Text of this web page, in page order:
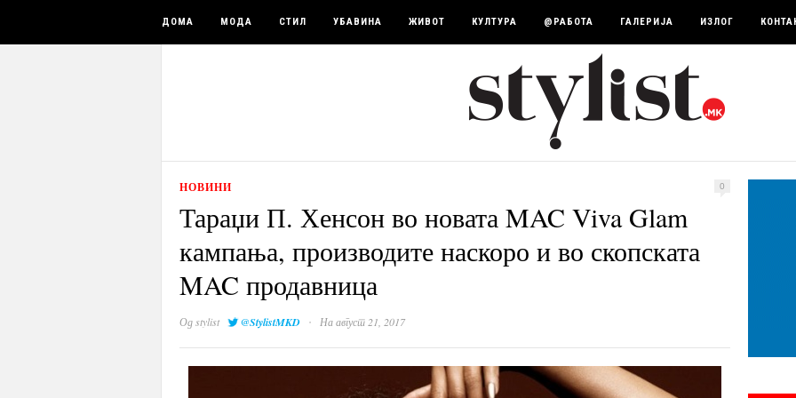
ДОМА МОДА СТИЛ УБАВИНА ЖИВОТ КУЛТУРА @РАБОТА ГАЛЕРИЈА ИЗЛОГ
НОВИНИ 0
Тараџи П. Хенсон во новата MAC Viva Glam
кампања, производите наскоро и во скопската
MAC продавница
Одstylist @StylistMKD · На август 21, 2017